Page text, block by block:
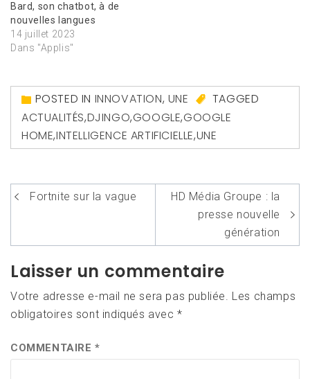
Bard, son chatbot, à de
nouvelles langues
14 juillet 2023
Dans "Applis"
POSTED IN INNOVATION, UNE
TAGGED
ACTUALITÉS,DJINGO,GOOGLE,GOOGLE
HOME,INTELLIGENCE ARTIFICIELLE,UNE
Navigation
l’article
Fortnite sur la vague
HD Média Groupe : la
presse nouvelle
génération
Laisser un commentaire
Votre adresse e-mail ne sera pas publiée.
Les champs
obligatoires sont indiqués avec*
COMMENTAIRE*